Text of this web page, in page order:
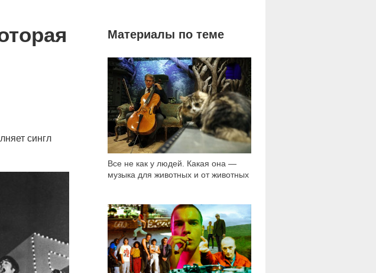
сингл
Материалы по теме
Все не как у людей. Какая она —
музыка для животных и от животных
4 035
9 909